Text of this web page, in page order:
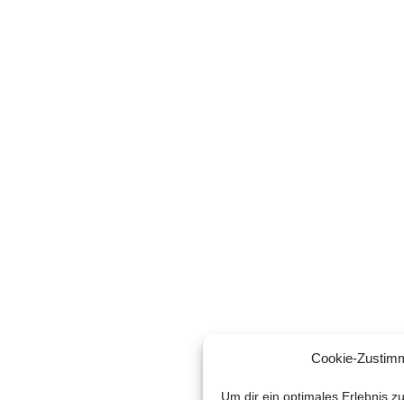
Cookie-
Um dir ein optimales Erlebnis